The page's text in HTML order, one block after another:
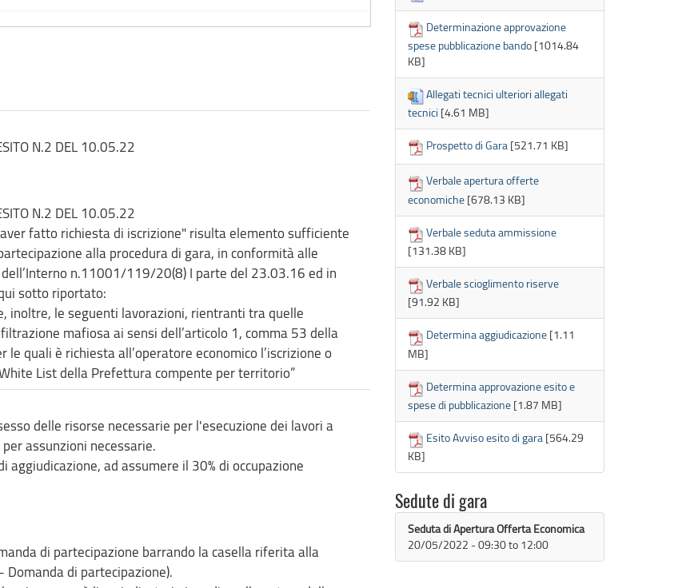
N.2 DEL 10.05.22
N.2 DEL 10.05.22
fatto richiesta di iscrizione" risulta elemento sufficiente
alla procedura di gara, in conformità alle
n.11001/119/20(8) I parte del 23.03.16 ed in
sotto riportato:
inoltre, le seguenti lavorazioni, rientranti tra quelle
mafiosa ai sensi dell’articolo 1, comma 53 della
quali è richiesta all’operatore economico l’iscrizione o
List della Prefettura compente per territorio”
delle risorse necessarie per l'esecuzione dei lavori a
assunzioni necessarie.
aggiudicazione, ad assumere il 30% di occupazione
di partecipazione barrando la casella riferita alla
di partecipazione).
Determinazione approvazione
spese pubblicazione bando [1014.84
KB]
Allegati tecnici ulteriori allegati
tecnici [4.61 MB]
Prospetto di Gara [521.71 KB]
Verbale apertura offerte
economiche [678.13 KB]
Verbale seduta ammissione
[131.38 KB]
Verbale scioglimento riserve
[91.92 KB]
Determina aggiudicazione [1.11
MB]
Determina approvazione esito e
spese di pubblicazione [1.87 MB]
Esito Avviso esito di gara [564.29
KB]
Sedute di gara
Seduta di Apertura Offerta Economica
20/05/2022 -09:30to 12:00